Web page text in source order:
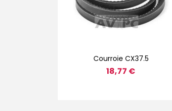
Aperçu rapide
Courroie CX37.5
18,77 €